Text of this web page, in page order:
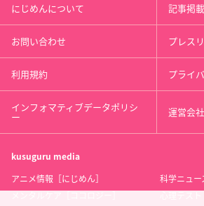
にじめんについて 記事掲
お問い合わせ プレス
利用規約 プライ
インフォマティブデータポリシ
ー 運営会社
kusuguru media
アニメ情報［にじめん］
科学ニュー